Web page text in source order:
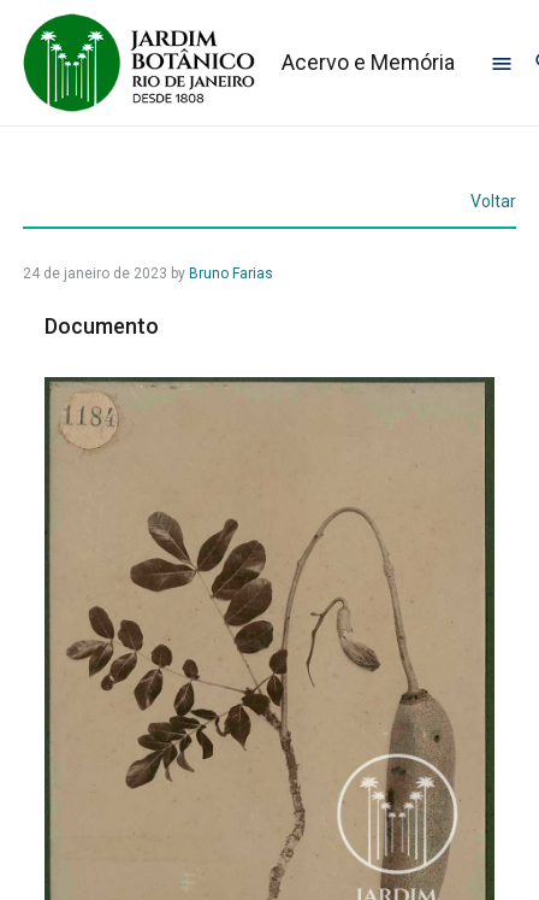
Acervo e Memória
Voltar
24 de janeiro de 2023 by Bruno Farias
Documento